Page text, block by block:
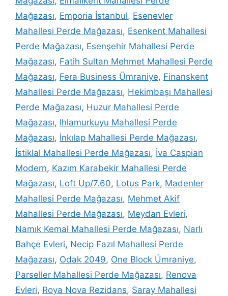
Mağazası, Emporia İstanbul, Esenevler
Mahallesi Perde Mağazası, Esenkent Mahallesi
Perde Mağazası, Esenşehir Mahallesi Perde
Mağazası, Fatih Sultan Mehmet Mahallesi Perde
Mağazası, Fera Business Ümraniye, Finanskent
Mahallesi Perde Mağazası, Hekimbaşı Mahallesi
Perde Mağazası, Huzur Mahallesi Perde
Mağazası, Ihlamurkuyu Mahallesi Perde
Mağazası, İnkılap Mahallesi Perde Mağazası,
İstiklal Mahallesi Perde Mağazası, İva Caspian
Modern, Kazım Karabekir Mahallesi Perde
Mağazası, Loft Up/7.60, Lotus Park, Madenler
Mahallesi Perde Mağazası, Mehmet Akif
Mahallesi Perde Mağazası, Meydan Evleri,
Namık Kemal Mahallesi Perde Mağazası, Narlı
Bahçe Evleri, Necip Fazıl Mahallesi Perde
Mağazası, Odak 2049, One Block Ümraniye,
Parseller Mahallesi Perde Mağazası, Renova
Evleri, Roya Nova Rezidans, Saray Mahallesi